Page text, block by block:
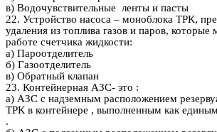
в) Водочувствительные ленты и пасты
22. Устройство насоса – моноблока ТРК,
удаления из топлива газов и паров,
работе счетчика жидкости:
а) Пароотделитель
б) Газоотделитель
в) Обратный клапан
23. Контейнерная АЗС- это :
а) АЗС с надземным расположением
ТРК в контейнере , выполненным как
.